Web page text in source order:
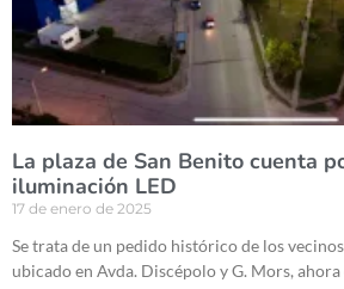
La plaza de San Benito cuenta
iluminación LED
17 de enero de 2025
Se trata de un pedido histórico de los
ubicado en Avda. Discépolo y G. Mors,